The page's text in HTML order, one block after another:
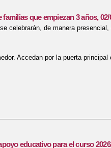
que empiezan 3 años, 02/
celebrarán, de manera
Accedan por la puerta principal
educativo para el curso